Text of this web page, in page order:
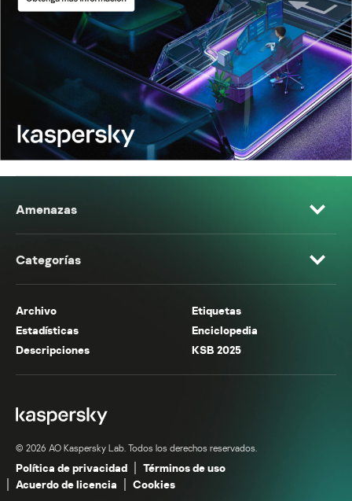
Amenazas
Categorías
Archivo
Etiquetas
Estadísticas
Enciclopedia
Descripciones
KSB 2025
© 2026 AO Kaspersky Lab. Todos los derechos reservados.
Política de privacidad
Términos de uso
Acuerdo de licencia
Cookies